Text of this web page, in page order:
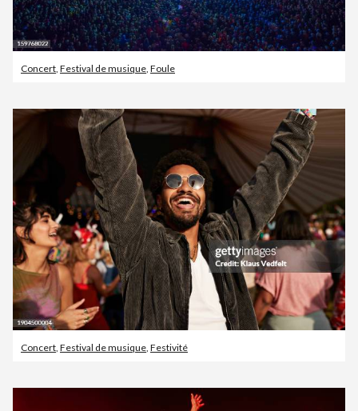
Concert Festival de musique Foule
Concert, Festival de musique, Festivité